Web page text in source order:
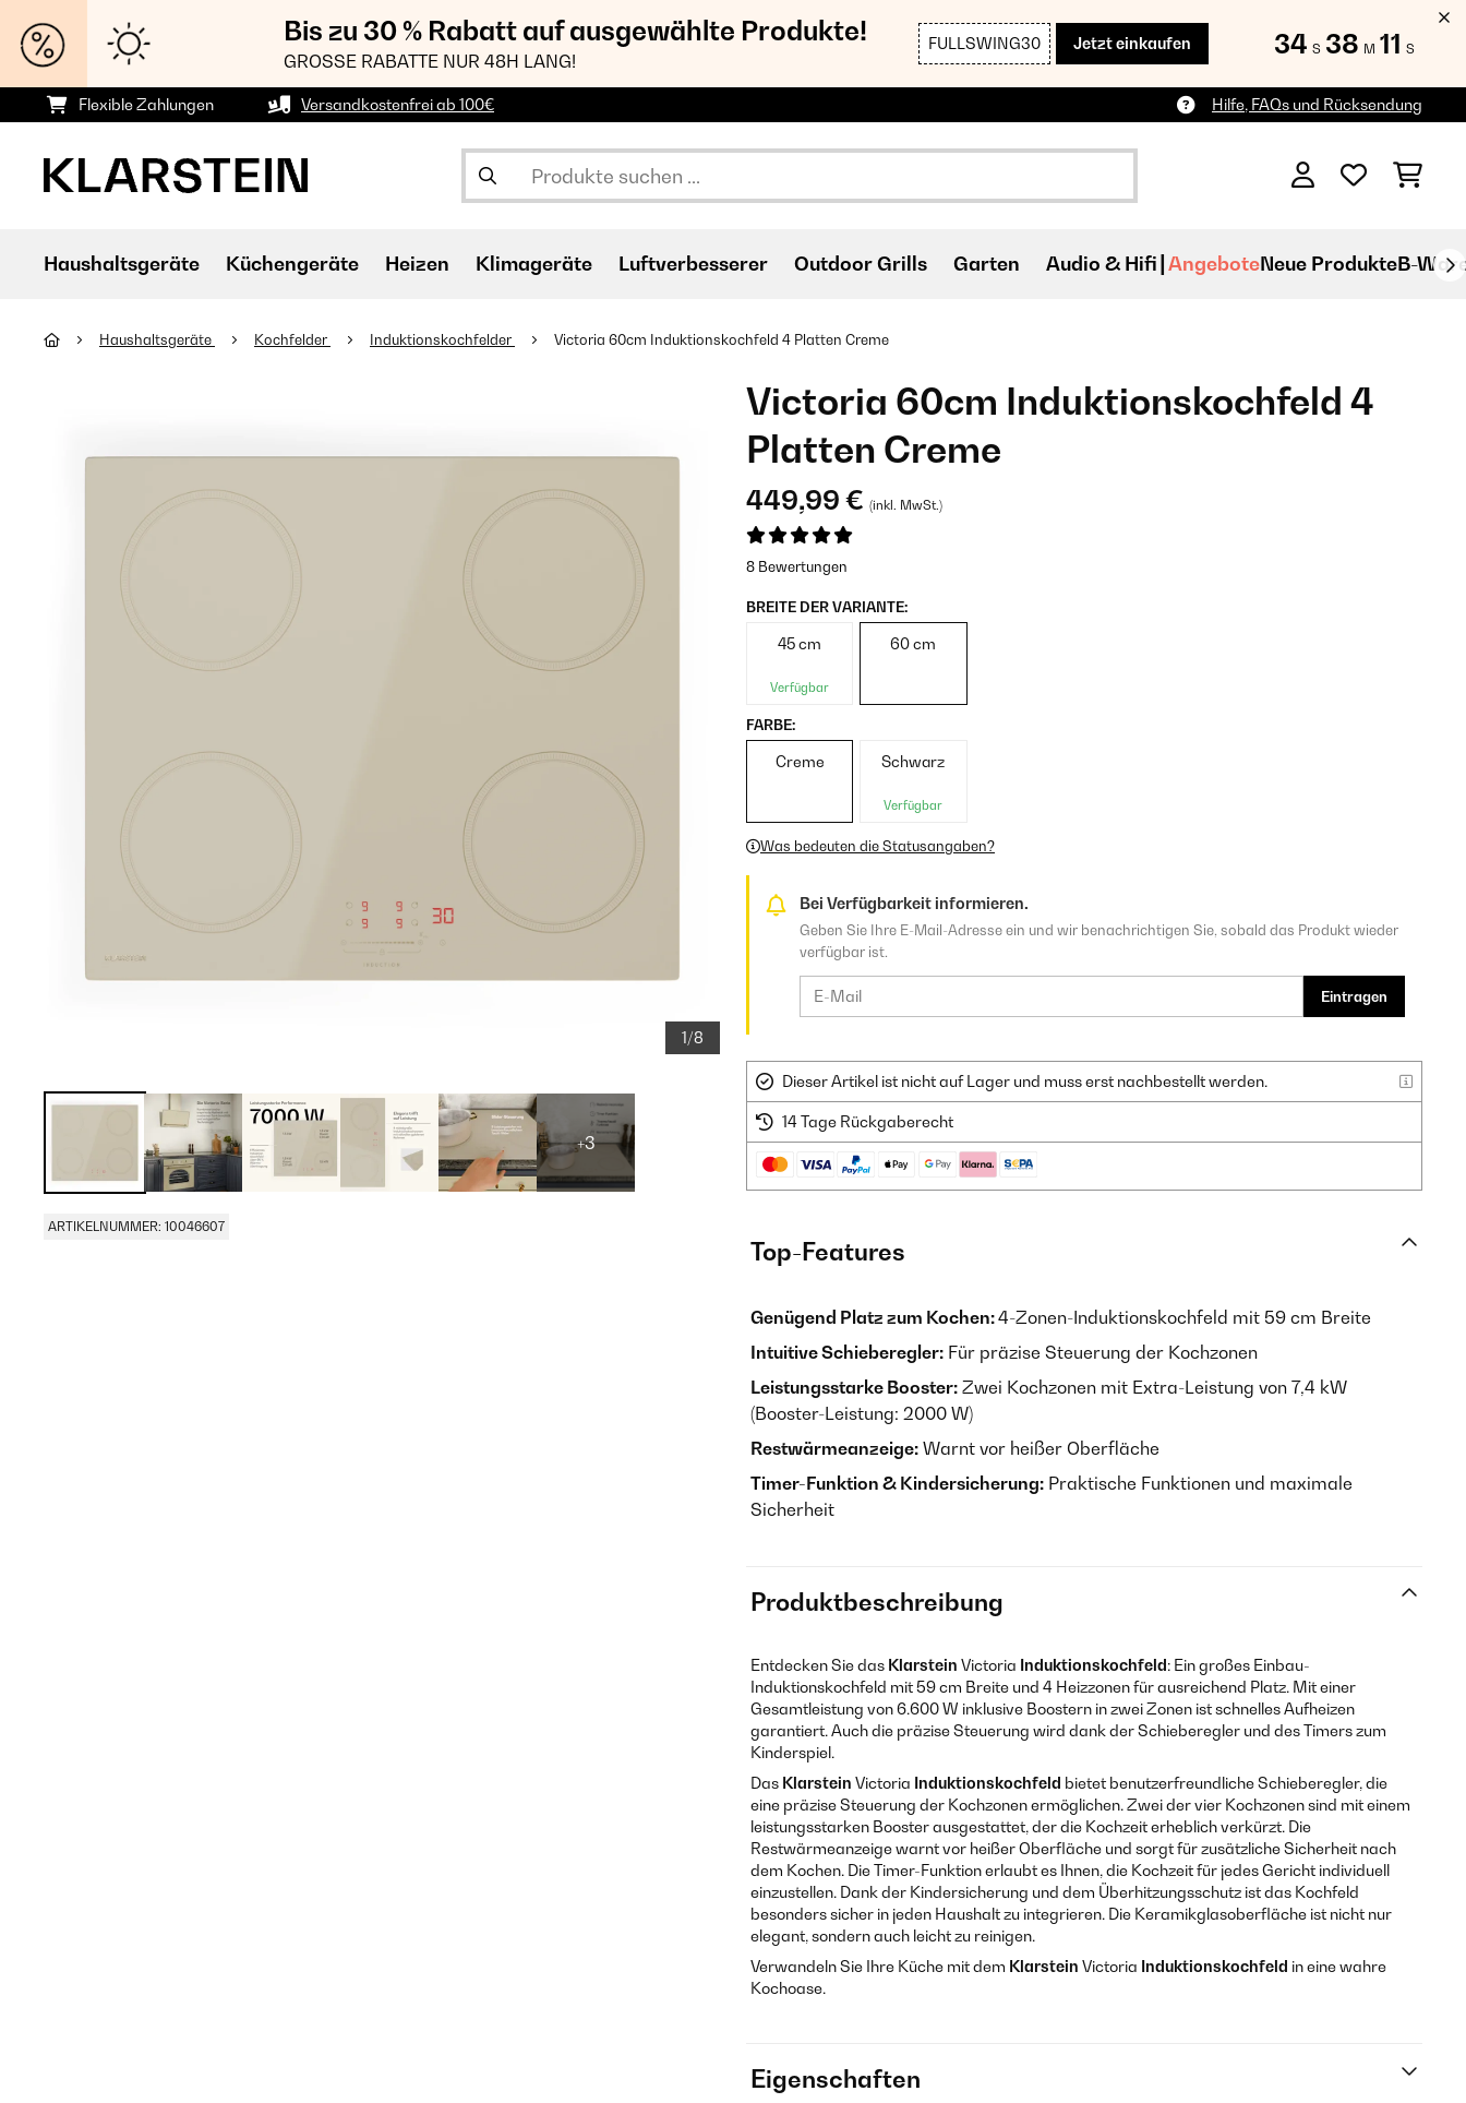
Bis zu 30 % Rabatt auf ausgewählte Produkte!
GROSSE RABATTE NUR 48H LANG!
FULLSWING30 Jetzt einkaufen 34 S 38 M 09 S
Flexible Zahlungen Versandkostenfrei ab 100€ Hilfe, FAQs und Rücksendung
Haushaltsgeräte Küchengeräte Heizen Klimageräte Luftverbesserer Outdoor Grills Garten Audio & Hifi AngeboteNeue ProdukteB-
Haushaltsgeräte Kochfelder Induktionskochfelder Victoria 60cm Induktionskochfeld 4 Platten Creme
1/8
+3
ARTIKELNUMMER: 10046607
Victoria 60cm Induktionskochfeld 4
Platten Creme
449,99 € (inkl. MwSt.)
8 Bewertungen
BREITE DER VARIANTE:
45 cm
Verfügbar
60 cm
FARBE:
Creme Schwarz
Verfügbar
Was bedeuten die Statusangaben?
Bei Verfügbarkeit informieren.
Geben Sie Ihre E-Mail-Adresse ein und wir benachrichtigen Sie, sobald das Produkt wieder
verfügbar ist.
Eintragen
Dieser Artikel ist nicht auf Lager und muss erst nachbestellt werden.
14 Tage Rückgaberecht
Top-Features
Genügend Platz zum Kochen:4-Zonen-Induktionskochfeld mit 59 cm Breite
Intuitive Schieberegler: Für präzise Steuerung der Kochzonen
Leistungsstarke Booster: Zwei Kochzonen mit Extra-Leistung von 7,4 kW
(Booster-Leistung: 2000 W)
Restwärmeanzeige: Warnt vor heißer Oberfläche
Timer-Funktion & Kindersicherung: Praktische Funktionen und maximale
Sicherheit
Produktbeschreibung
Entdecken Sie das Klarstein Victoria Induktionskochfeld: Ein großes Einbau-
Induktionskochfeld mit 59 cm Breite und 4 Heizzonen für ausreichend Platz. Mit einer
Gesamtleistung von 6.600 W inklusive Boostern in zwei Zonen ist schnelles Aufheizen
garantiert. Auch die präzise Steuerung wird dank der Schieberegler und des Timers zum
Kinderspiel.
Das Klarstein Victoria Induktionskochfeld bietet benutzerfreundliche Schieberegler, die
eine präzise Steuerung der Kochzonen ermöglichen. Zwei der vier Kochzonen sind mit einem
leistungsstarken Booster ausgestattet, der die Kochzeit erheblich verkürzt. Die
Restwärmeanzeige warnt vor heißer Oberfläche und sorgt für zusätzliche Sicherheit nach
dem Kochen. Die Timer-Funktion erlaubt es Ihnen, die Kochzeit für jedes Gericht individuell
einzustellen. Dank der Kindersicherung und dem Überhitzungsschutz ist das Kochfeld
besonders sicher in jeden Haushalt zu integrieren. Die Keramikglasoberfläche ist nicht nur
elegant, sondern auch leicht zu reinigen.
Verwandeln Sie Ihre Küche mit dem Klarstein Victoria Induktionskochfeld in eine wahre
Kochoase.
Eigenschaften